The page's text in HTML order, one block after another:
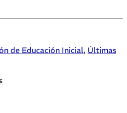
de Educación Inicial, Últimas